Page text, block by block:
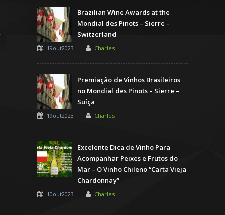
Brazilian Wine Awards at the
Mondial des Pinots – Sierre –
Switzerland
19out2023 Charles
Premiação de Vinhos Brasileiros
no Mondial des Pinots – Sierre –
Suíça
19out2023 Charles
Excelente Dica de Vinho Para
Acompanhar Peixes e Frutos do
Mar – O Vinho Chileno “Carta Vieja
Chardonnay”
10out2023 Charles